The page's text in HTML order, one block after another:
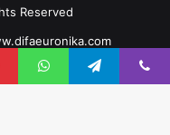
Reserved
Kontak
WhatsAppTelegramViber